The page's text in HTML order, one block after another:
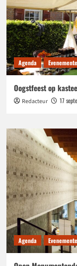
Agenda
Oogstfeest op
Redacteur 17
Agenda